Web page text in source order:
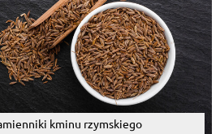
kminu rzymskiego